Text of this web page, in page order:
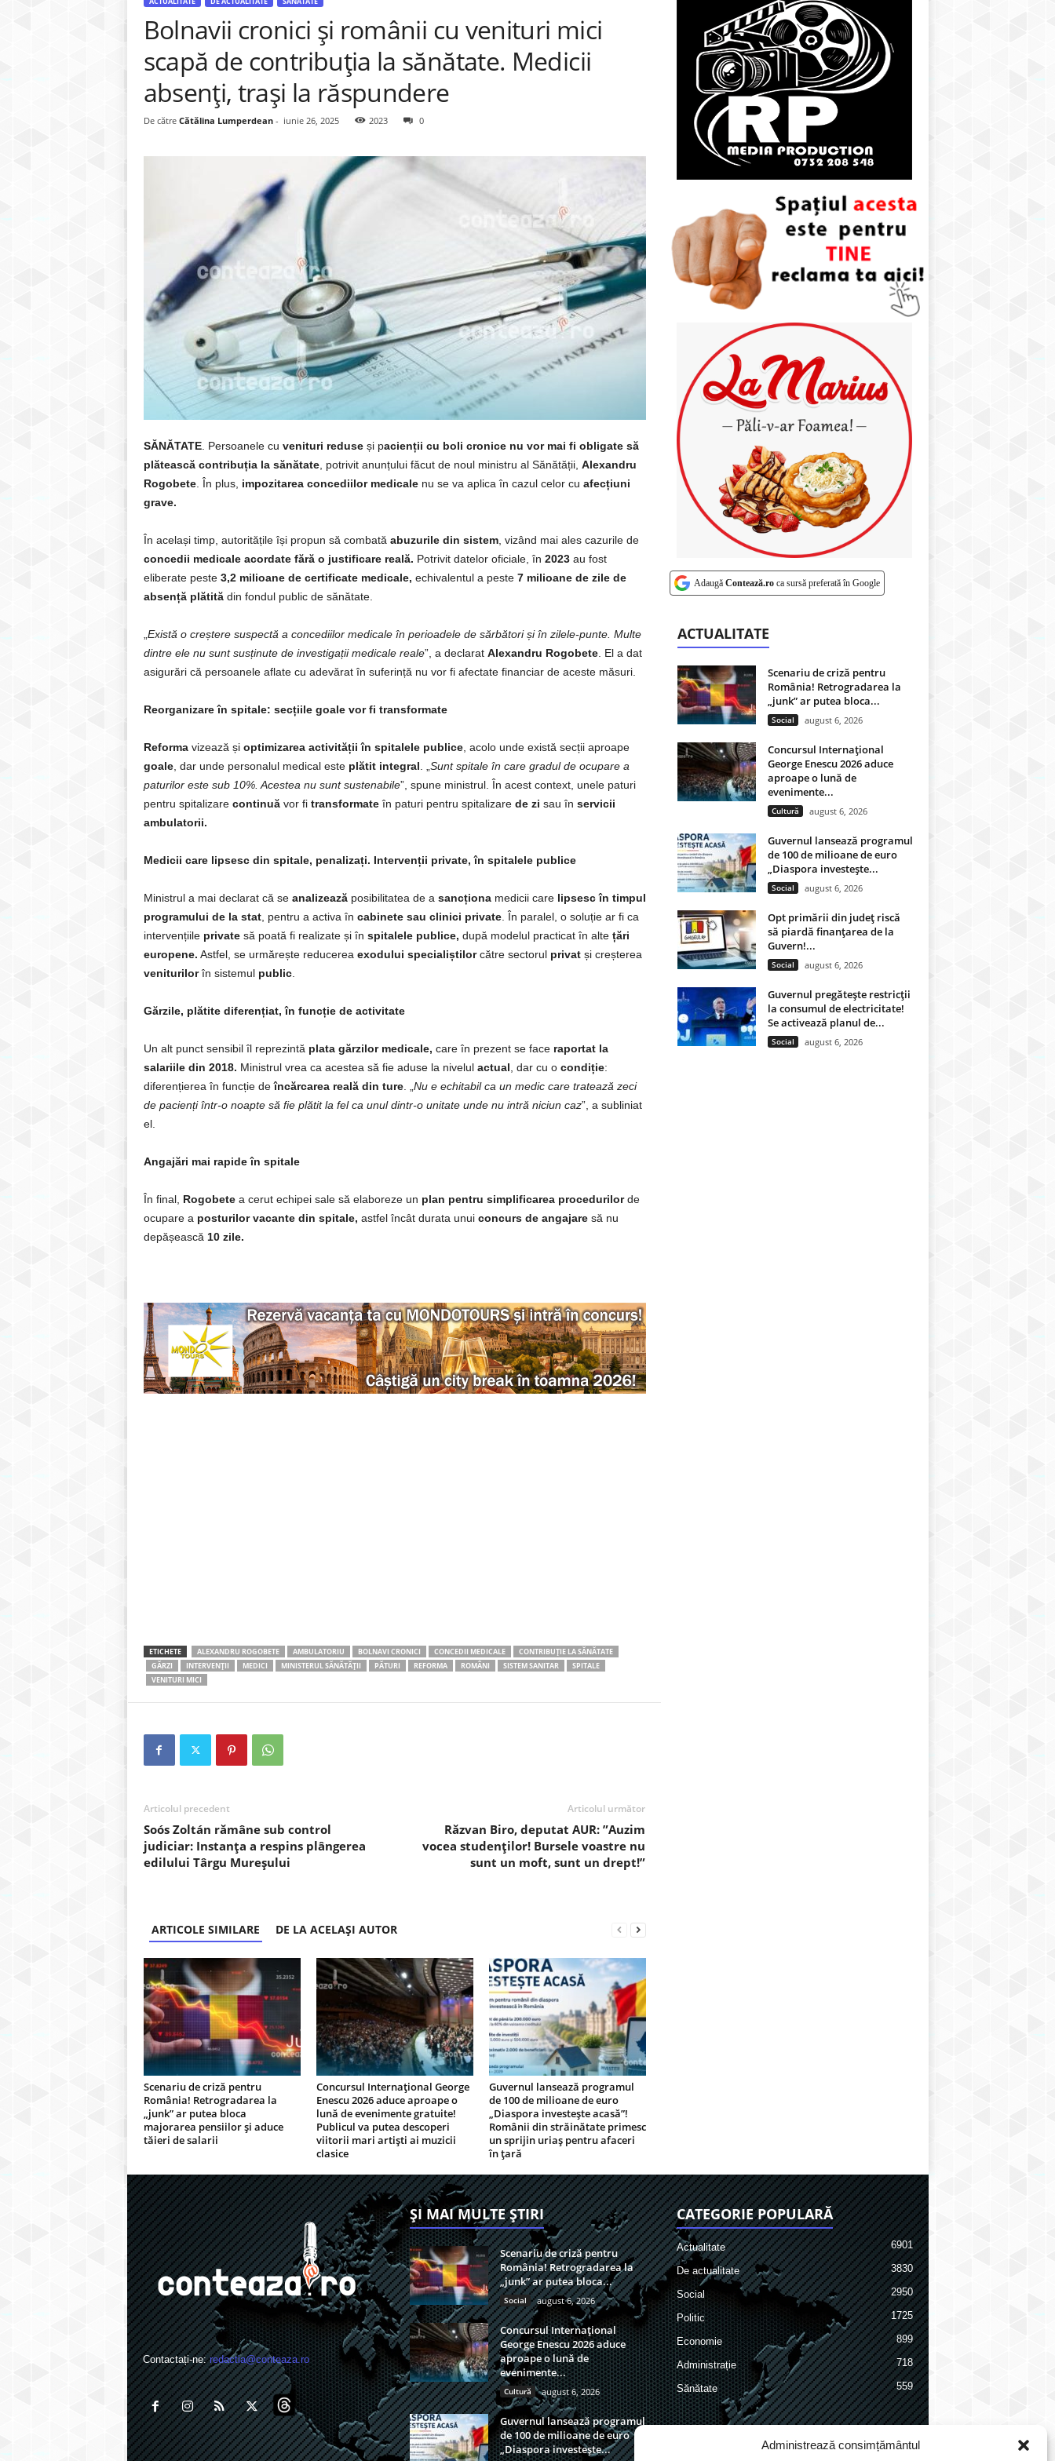
Administrează consimțământul
Bolnavii cronici și românii cu venituri mici
scapă de contribuția la sănătate. Medicii
absenți, trași la răspundere
De către Cătălina Lumperdean- iunie 26, 2025 2023 0
SĂNĂTATE. Persoanele cu venituri reduseși pacienții cu boli cronice nu vor mai fi obligate să
plătească contribuția la sănătate, potrivit anunțului făcut de noul ministru al Sănătății, Alexandru
Rogobete. În plus, impozitarea concediilor medicalenu se va aplica în cazul celor cu afecțiuni
grave.
În același timp, autoritățile își propun să combată abuzurile din sistem, vizând mai ales cazurile de
concedii medicale acordate fără o justificare reală. Potrivit datelor oficiale, în 2023au fost
eliberate peste 3,2 milioane de certificate medicale, echivalentul a peste 7 milioane de zile de
absență plătitădin fondul public de sănătate.
Există o creștere suspectă a concediilor medicale în perioadele de sărbători și în zilele-punte. Multe
dintre ele nu sunt susținute de investigații medicale reale”, a declarat Alexandru Rogobete. El a dat
asigurări că persoanele aflate cu adevărat în suferință nu vor fi afectate financiar de aceste măsuri.
Reorganizare în spitale: secțiile goale vor fi transformate
Reformavizează și optimizarea activității în spitalele publice, acolo unde există secții aproape
goale, dar unde personalul medical este plătit integral
Sunt spitale în care gradul de ocupare a
paturilor este sub 10%. Acestea nu sunt sustenabile”, spune ministrul. În acest context, unele paturi
pentru spitalizare continuăvor fi transformateîn paturi pentru spitalizare de zi sau în servicii
ambulatorii.
Medicii care lipsesc din spitale, penalizați. Intervenții private, în spitalele publice
Ministrul a mai declarat că se analizeazăposibilitatea de a sancționamedicii care lipsesc în timpul
programului de la stat, pentru a activa în cabinete sau clinici private. În paralel, o soluție ar fi ca
intervențiile privatesă poată fi realizate și în spitalele publice, după modelul practicat în alte țări
europene. Astfel, se urmărește reducerea exodului specialiștilorcătre sectorul privatși creșterea
veniturilorîn sistemul public.
Gărzile, plătite diferențiat, în funcție de activitate
Un alt punct sensibil îl reprezintă plata gărzilor medicale, care în prezent se face raportat la
salariile din 2018. Ministrul vrea ca acestea să fie aduse la nivelul actual , dar cu o condiție:
diferențierea în funcție deîncărcarea reală din ture. „ Nu e echitabil ca un medic care tratează zeci
de pacienți într-o noapte să fie plătit la fel ca unul dintr-o unitate unde nu intră niciun caz”, a subliniat
el.
Angajări mai rapide în spitale
În final, Rogobetea cerut echipei sale să elaboreze un plan pentru simplificarea procedurilorde
ocupare a posturilor vacante din spitale, astfel încât durata unui concurs de angajaresă nu
depășească 10 zile.
ETICHETE ALEXANDRU ROGOBETE AMBULATORIU BOLNAVI CRONICI CONCEDII MEDICALE
CONTRIBUȚIE LA SĂNĂTATE
GĂRZI
INTERVENȚII MEDICI MINISTERUL SĂNĂTĂȚII PĂTURI REFORMA ROMÂNI SISTEM SANITAR
SPITALE
VENITURI MICI
Articolul precedent
Soós Zoltán rămâne sub control
judiciar: Instanța a respins plângerea
edilului Târgu Mureșului
Articolul următor
Răzvan Biro, deputat AUR: ”Auzim
vocea studenților! Bursele voastre nu
sunt un moft, sunt un drept!”
ARTICOLE SIMILARE DE LA ACELAȘI AUTOR
Scenariu de criză pentru
România! Retrogradarea la
„junk” ar putea bloca
majorarea pensiilor și aduce
tăieri de salarii
Concursul Internațional George
Enescu 2026 aduce aproape o
lună de evenimente gratuite!
Publicul va putea descoperi
viitorii mari artiști ai muzicii
clasice
Guvernul lansează programul
de 100 de milioane de euro
„Diaspora investește acasă”!
Românii din străinătate primesc
un sprijin uriaș pentru afaceri
în țară
Adaugă Contează.roca sursă preferată în Google
ACTUALITATE
Scenariu de criză pentru
România! Retrogradarea la
„junk” ar putea bloca...
Social august 6, 2026
Concursul Internațional
George Enescu 2026 aduce
aproape o lună de
evenimente...
Cultură august 6, 2026
Guvernul lansează programul
de 100 de milioane de euro
„Diaspora investește...
Social august 6, 2026
Opt primării din județ riscă
să piardă finanțarea de la
Guvern!...
Social august 6, 2026
Guvernul pregătește restricții
la consumul de electricitate!
Se activează planul de...
Social august 6, 2026
Contactați-ne:redactia@conteaza.ro
ȘI MAI MULTE ȘTIRI
Scenariu de criză pentru
România! Retrogradarea la
„junk” ar putea bloca...
Social august 6, 2026
Concursul Internațional
George Enescu 2026 aduce
aproape o lună de
evenimente...
Cultură august 6, 2026
Guvernul lansează programul
de 100 de milioane de euro
„Diaspora investește...
CATEGORIE POPULARĂ
Actualitate 6901
De actualitate 3830
Social 2950
Politic 1725
Economie 899
Administrație 718
Sănătate 559